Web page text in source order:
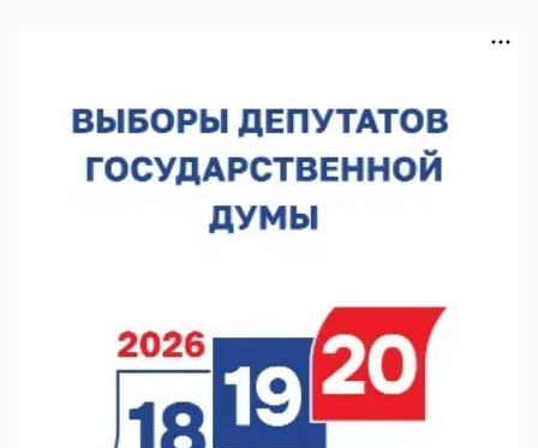
06.08.2026 15:26
Видели ночь, бежали всю ночь... На Нижневолжской
набережной прошел необычный забег
Нижегородские хирурги выполнили трансоральную
операцию на щитовидной железе
06.08.2026 15:03